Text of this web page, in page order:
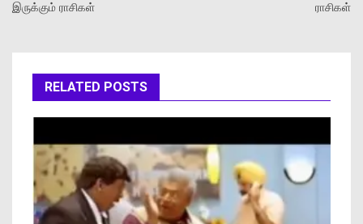
இருக்கும் ராசிகள்
ராசிகள்
RELATED POSTS